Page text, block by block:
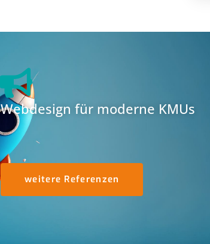
Webdesign für moderne KMUs
weitere Referenzen